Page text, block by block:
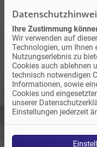
Ihre Zustimmung
Wir verwenden auf
Technologien, um Ihnen
Nutzungserlebnis zu
Cookies auch ablehnen
technisch notwendigen
Informationen, sowie
Cookies und
unserer
Einstellungen jederzeit